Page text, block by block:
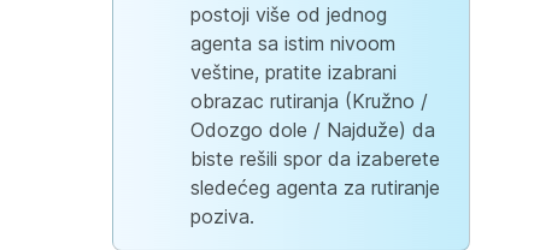
postoji više od jednog
agenta sa istim nivoom
veštine, pratite izabrani
obrazac rutiranja (Kružno /
Odozgo dole / Najduže) da
biste rešili spor da izaberete
sledećeg agenta za rutiranje
poziva.